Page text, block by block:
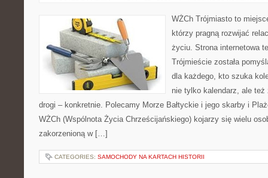
WŻCh Trójmiasto to
którzy pragną rozwijać
życiu. Strona internetowa
Trójmieście została
dla każdego, kto szuka
nie tylko kalendarz, ale też
drogi – konkretnie. Polecamy Morze Bałtyckie i jego skarby i
WŻCh (Wspólnota Życia Chrześcijańskiego) kojarzy się wielu
zakorzenioną w […]
CATEGORIES: SAMOCHODY NA KARTACH HISTORII